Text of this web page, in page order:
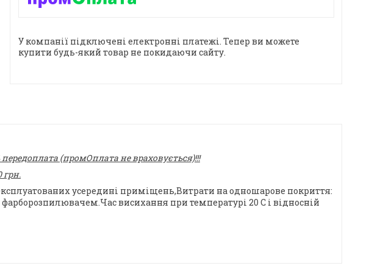
У компанії підключені електронні платежі. Тепер ви можете
купити будь-який товар не покидаючи сайту.
передоплата (промОплата не враховується)!!!
грн.
усередині приміщень,Витрати на одношарове покриття:
висихання при температурі 20 С і відносній